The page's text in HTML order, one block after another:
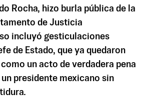
Rocha, hizo burla pública de la
de Justicia
incluyó gesticulaciones
de Estado, que ya quedaron
un acto de verdadera pena
presidente mexicano sin